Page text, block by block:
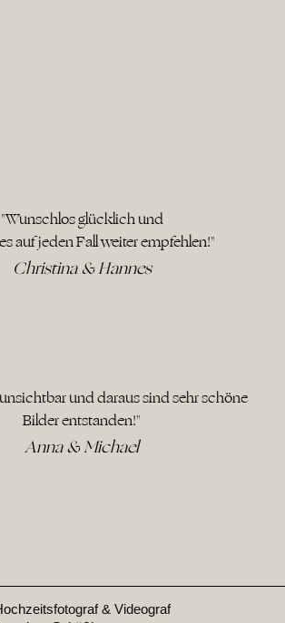
"Wunschlos glücklich und
auf jeden Fall weiter empfehlen!"
Christina & Hannes
und daraus sind sehr schöne
Bilder entstanden!"
Anna & Michael
& Videograf